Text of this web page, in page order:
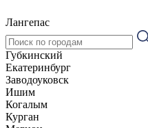
Лангепас
Губкинский
Екатеринбург
Заводоуковск
Ишим
Когалым
Курган